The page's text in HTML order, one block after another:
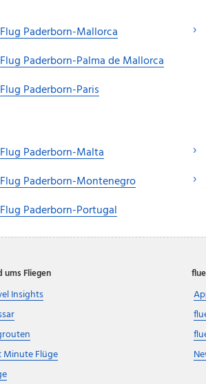
Flug Paderborn-Mallorca
Flug Paderborn-Palma de Mallorca
Flug Paderborn-Paris
Flug Paderborn-Malta
Flug Paderborn-Montenegro
Flug Paderborn-Portugal